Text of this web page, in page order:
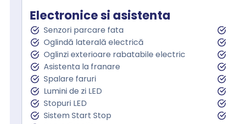
Electronice si asistenta
Senzori parcare fata
Oglindă laterală electrică
Oglinzi exterioare rabatabile electric
Asistenta la franare
Spalare faruri
Lumini de zi LED
Stopuri LED
Sistem Start Stop